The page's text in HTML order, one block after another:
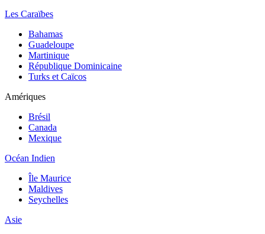
Les Caraïbes
Bahamas
Guadeloupe
Martinique
République Dominicaine
Turks et Caïcos
Amériques
Brésil
Canada
Mexique
Océan Indien
Île Maurice
Maldives
Seychelles
Asie